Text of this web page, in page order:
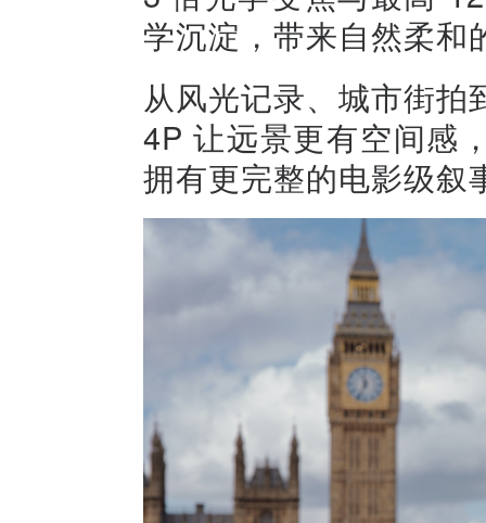
学沉淀，带来自然柔和
从风光记录、城市街
4P 让远景更有空间感
拥有更完整的电影级叙